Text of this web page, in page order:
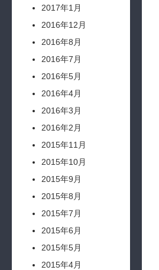
2017年1月
2016年12月
2016年8月
2016年7月
2016年5月
2016年4月
2016年3月
2016年2月
2015年11月
2015年10月
2015年9月
2015年8月
2015年7月
2015年6月
2015年5月
2015年4月